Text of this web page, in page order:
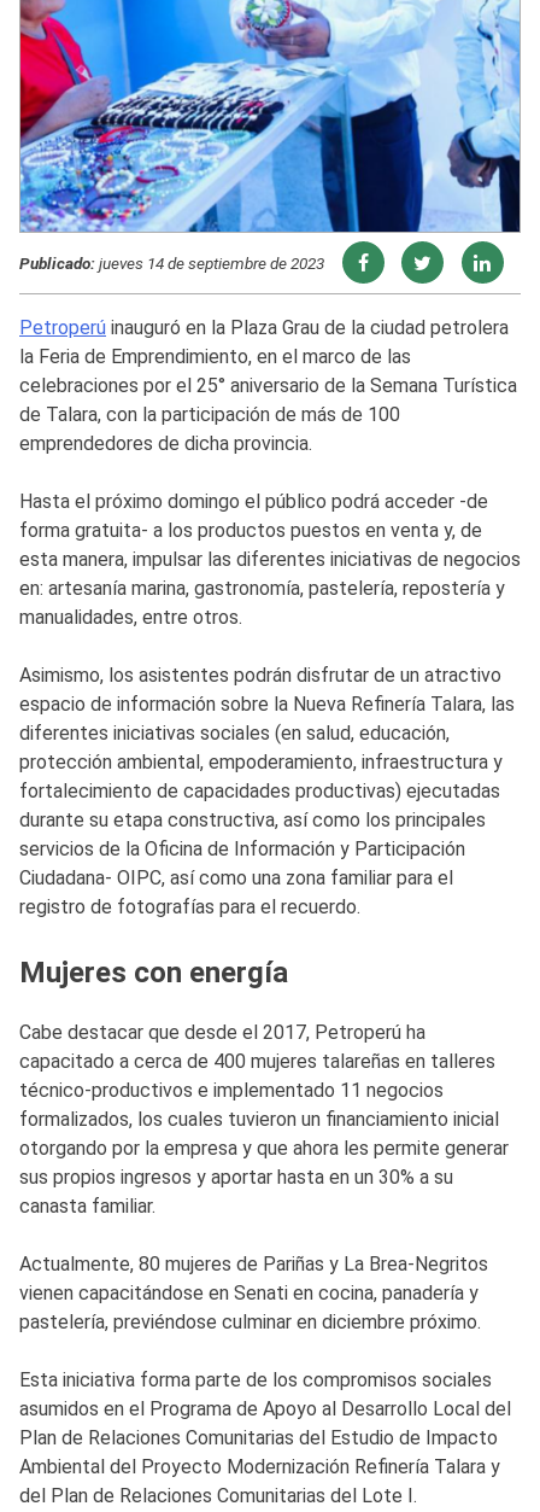
Publicado:jueves 14 de septiembre de 2023
Petroperú inauguró en la Plaza Grau de la ciudad petrolera
la Feria de Emprendimiento, en el marco de las
celebraciones por el 25° aniversario de la Semana Turística
de Talara, con la participación de más de 100
emprendedores de dicha provincia.
Hasta el próximo domingo el público podrá acceder -de
forma gratuita- a los productos puestos en venta y, de
esta manera, impulsar las diferentes iniciativas de negocios
en: artesanía marina, gastronomía, pastelería, repostería y
manualidades, entre otros.
Asimismo, los asistentes podrán disfrutar de un atractivo
espacio de información sobre la Nueva Refinería Talara, las
diferentes iniciativas sociales (en salud, educación,
protección ambiental, empoderamiento, infraestructura y
fortalecimiento de capacidades productivas) ejecutadas
durante su etapa constructiva, así como los principales
servicios de la Oficina de Información y Participación
Ciudadana- OIPC, así como una zona familiar para el
registro de fotografías para el recuerdo.
Mujeres con energía
Cabe destacar que desde el 2017, Petroperú ha
capacitado a cerca de 400 mujeres talareñas en talleres
técnico-productivos e implementado 11 negocios
formalizados, los cuales tuvieron un financiamiento inicial
otorgando por la empresa y que ahora les permite generar
sus propios ingresos y aportar hasta en un 30% a su
canasta familiar.
Actualmente, 80 mujeres de Pariñas y La Brea-Negritos
vienen capacitándose en Senati en cocina, panadería y
pastelería, previéndose culminar en diciembre próximo.
Esta iniciativa forma parte de los compromisos sociales
asumidos en el Programa de Apoyo al Desarrollo Local del
Plan de Relaciones Comunitarias del Estudio de Impacto
Ambiental del Proyecto Modernización Refinería Talara y
del Plan de Relaciones Comunitarias del Lote I.